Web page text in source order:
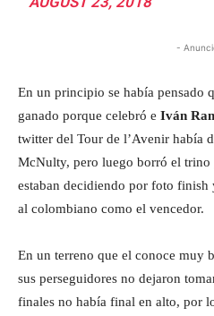
-
En un principio se había pensado
ganado porque celebró e Iván
twitter del Tour de l’Avenir había
McNulty, pero luego borró el trino
estaban decidiendo por foto
al colombiano como el vencedor.
En un terreno que el conoce muy
sus perseguidores no dejaron
finales no había final en alto, por